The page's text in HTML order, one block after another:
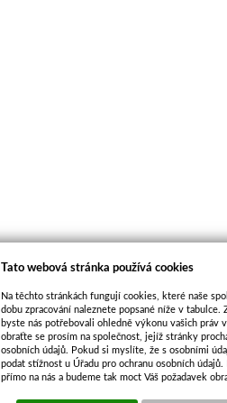
Cookies|Sunlight
Tato webová stránka používá cookies
Na těchto stránkách fungují cookies, které naše
dobu zpracování naleznete popsané níže v
byste nás potřebovali ohledně výkonu vašich práv
obraťte se prosím na společnost, jejíž stránky
osobních údajů. Pokud si myslíte, že s osobními
podat stížnost u Úřadu pro ochranu osobních
přímo na nás a budeme tak moct Váš požadavek